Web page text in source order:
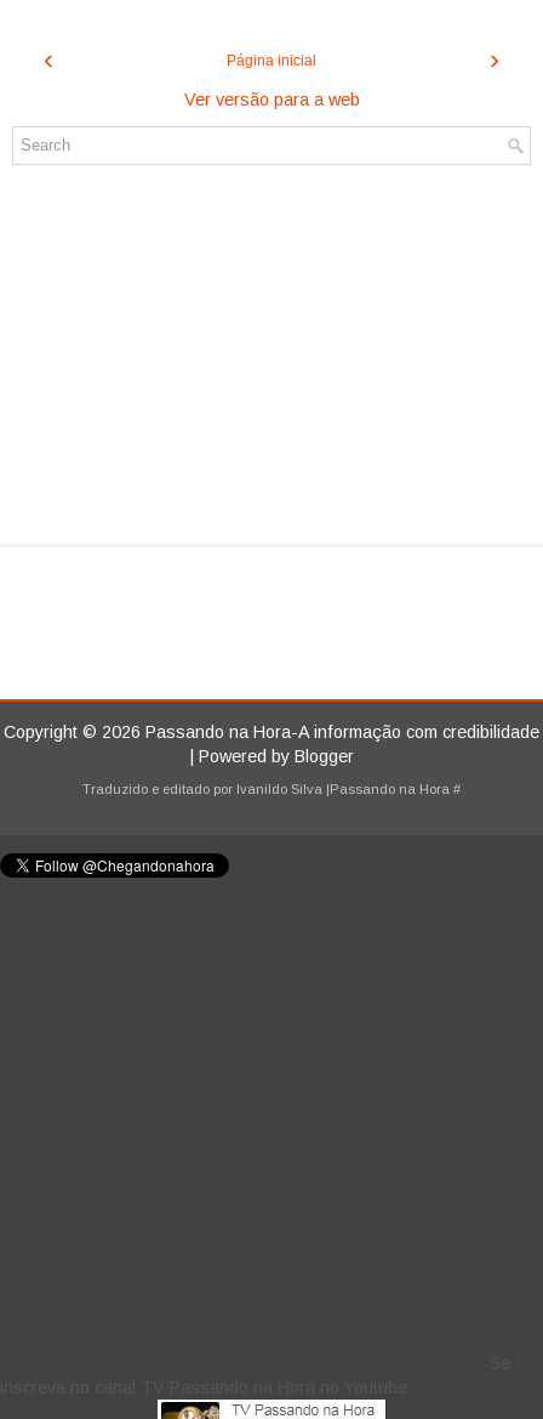
‹ ›
Página inicial
Ver versão para a web
Copyright © 2026 Passando na Hora-A informação com credibilidade
| Powered by Blogger
Traduzido e editado por Ivanildo Silva |Passando na Hora #